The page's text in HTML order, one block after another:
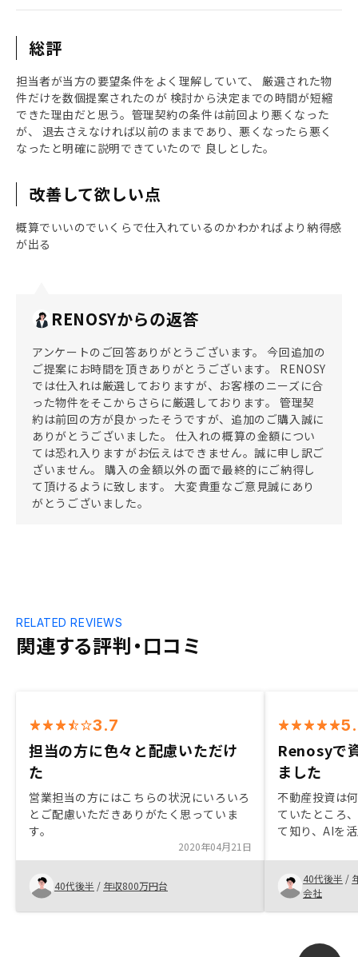
総評
担当者が当方の要望条件をよく理解していて、 厳選された物
件だけを数個提案されたのが 検討から決定までの時間が短縮
できた理由だと思う。管理契約の条件は前回より悪くなった
が、 退去さえなければ以前のままであり、悪くなったら悪く
なったと明確に説明できていたので 良しとした。
改善して欲しい点
概算でいいのでいくらで仕入れているのかわかればより納得感
が出る
RENOSYからの返答
アンケートのご回答ありがとうございます。 今回追加の
ご提案にお時間を頂きありがとうございます。 RENOSY
では仕入れは厳選しておりますが、お客様のニーズに合
った物件をそこからさらに厳選しております。 管理契
約は前回の方が良かったそうですが、追加のご購入誠に
ありがとうございました。 仕入れの概算の金額につい
ては恐れ入りますがお伝えはできません。誠に申し訳ご
ざいません。 購入の金額以外の面で最終的にご納得し
て頂けるように致します。 大変貴重なご意見誠にあり
がとうございました。
関連する評判・口コミ
RELATED REVIEWS
3.7
担当の方に色々と配慮いただけ
た
営業担当の方にはこちらの状況にいろいろ
とご配慮いただきありがたく思っていま
す。
2020年04月21日
40代後半 / 年収800万円台
Renosyで
ました
不動産投資は
ていたところ
て知り、AIを
いてみたのが
からの色々な
さり、それが
ことからトラ
40代後半 /
会社